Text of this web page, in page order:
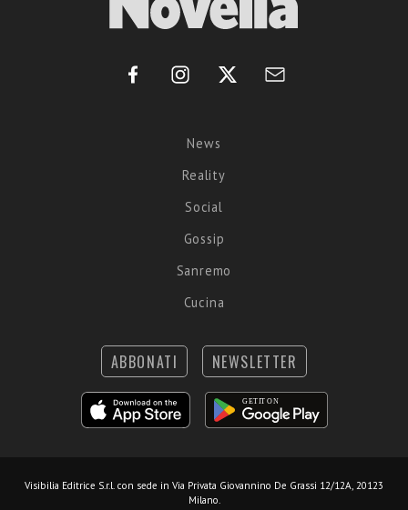
News
Reality
Social
Gossip
Sanremo
Cucina
ABBONATI NEWSLETTER
Visibilia Editrice S.r.l. con sede in Via Privata Giovannino De Grassi 12/12A, 20123
Milano.